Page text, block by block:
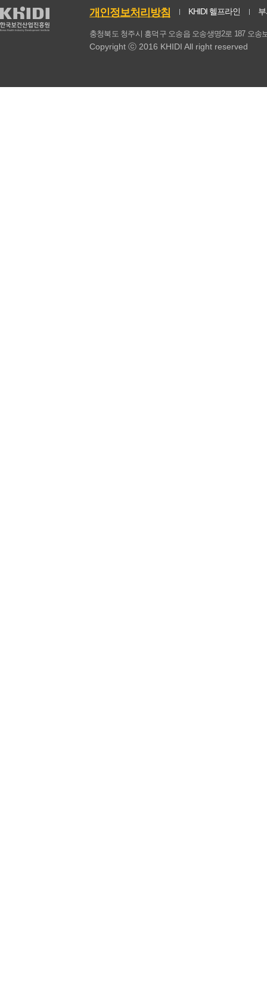
식물성식품 섭취비율(%) 20.18 0.33
동물성식품 섭취비율(%) 79.82 0.33 61.1
개인정보처리방침 KHIDI 헬프라인
충청북도 청주시 흥덕구 오송읍 오송생명2로 187 오
Copyright ⓒ 2016 KHIDI All right reserved